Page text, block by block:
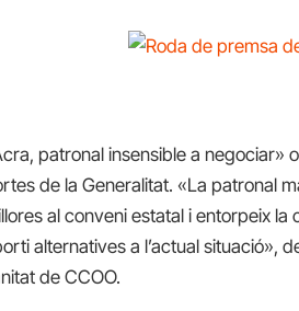
patronal insensible a negociar»
de la Generalitat. «La patronal
al conveni estatal i entorpeix
alternatives a l’actual situació»,
de CCOO.